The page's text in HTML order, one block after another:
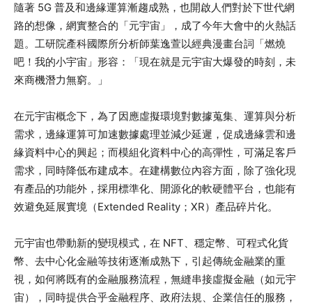
隨著 5G 普及和邊緣運算漸趨成熟，也開啟人們對於下世代網
路的想像，網實整合的「元宇宙」，成了今年大會中的火熱話
題。工研院產科國際所分析師葉逸萱以經典漫畫台詞「燃燒
吧！我的小宇宙」形容：「現在就是元宇宙大爆發的時刻，未
來商機潛力無窮。」
在元宇宙概念下，為了因應虛擬環境對數據蒐集、運算與分析
需求，邊緣運算可加速數據處理並減少延遲，促成邊緣雲和邊
緣資料中心的興起；而模組化資料中心的高彈性，可滿足客戶
需求，同時降低布建成本。在建構數位內容方面，除了強化現
有產品的功能外，採用標準化、開源化的軟硬體平台，也能有
效避免延展實境（Extended Reality；XR）產品碎片化。
元宇宙也帶動新的變現模式，在 NFT、穩定幣、可程式化貨
幣、去中心化金融等技術逐漸成熟下，引起傳統金融業的重
視，如何將既有的金融服務流程，無縫串接虛擬金融（如元宇
宙），同時提供合乎金融程序、政府法規、企業信任的服務，